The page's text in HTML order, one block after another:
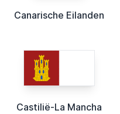
Canarische Eilanden
Castilië-La Mancha